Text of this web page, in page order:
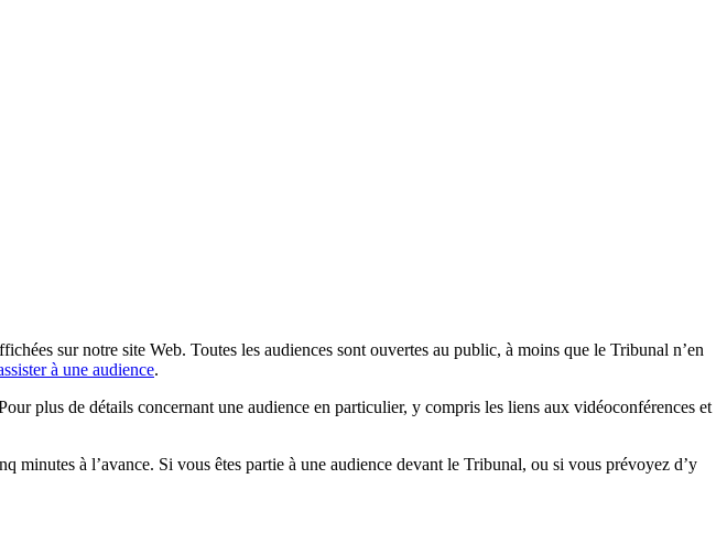
sur notre site Web. Toutes les audiences sont ouvertes au public, à moins que le Tribunal n’en
à une audience.
plus de détails concernant une audience en particulier, y compris les liens aux vidéoconférences et
à l’avance. Si vous êtes partie à une audience devant le Tribunal, ou si vous prévoyez d’y